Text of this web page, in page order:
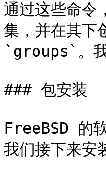
通过这些命
集，并在其
`groups`。我
### 包安装
FreeBSD 的
我们接下来安